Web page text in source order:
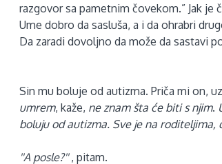
razgovor sa pametnim čovekom.” Jak je
Ume dobro da sasluša, a i da ohrabri
Da zaradi dovoljno da može da sastavi
Sin mu boluje od autizma.Priča mi on,
umrem, kaže, ne znam šta će biti s njim.
boluju od autizma. Sve je na roditeljima,
''A posle?'', pitam.